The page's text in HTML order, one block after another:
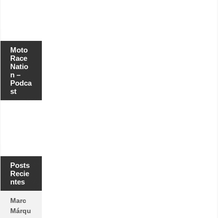
Moto
Race
Natio
n –
Podca
st
Posts
Recie
ntes
Marc
Márqu